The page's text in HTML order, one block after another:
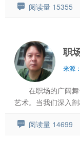
阅读量 15355
职
来源：
在职场的广阔舞
艺术。当我们深入
阅读量 14699